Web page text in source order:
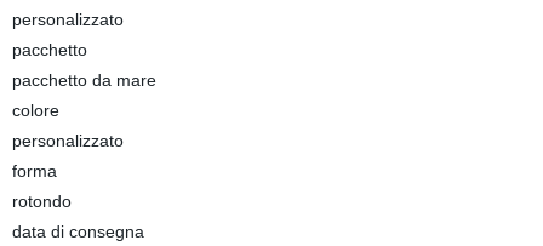
personalizzato
pacchetto
pacchetto da mare
colore
personalizzato
forma
rotondo
data di consegna